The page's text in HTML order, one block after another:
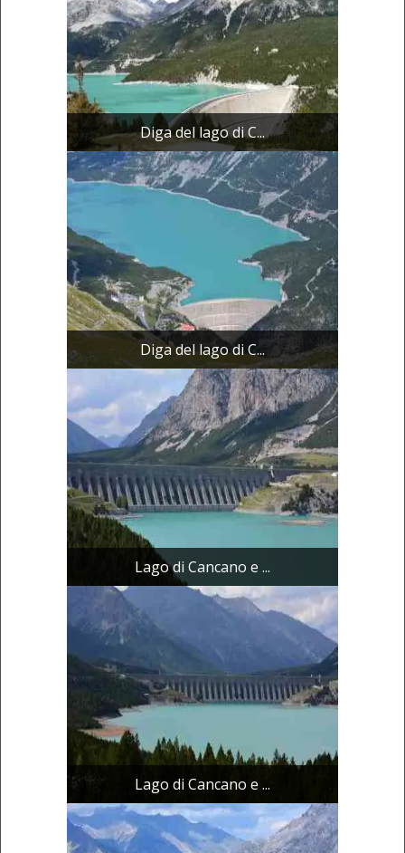
Diga del lago di C...
Diga del lago di C...
Lago di Cancano e ...
Lago di Cancano e ...